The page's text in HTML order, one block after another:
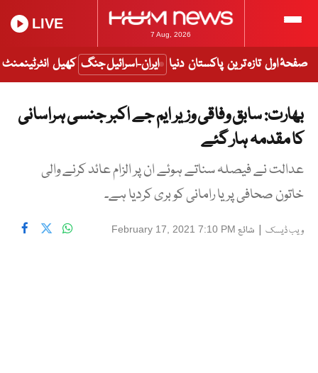
7 Aug, 2026
LIVE
صفحۂ اول تازہ ترین پاکستان دنیا ایران-اسرائیل جنگ کھیل انٹرٹینمنٹ
بھارت: سابق وفاقی وزیر ایم جے اکبر جنسی ہراسانی
کا مقدمہ ہار گئے
عدالت نے فیصلہ سناتے ہوئے ان پر الزام عائد کرنے والی
خاتون صحافی پریا رامانی کو بری کردیا ہے۔
ویب ڈیسک | شائع February 17, 2021 7:10 PM